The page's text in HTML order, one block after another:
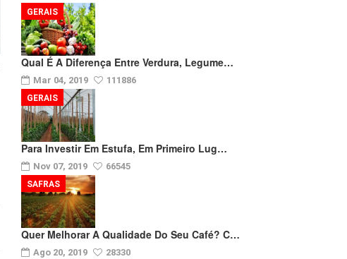
Qual É A Diferença Entre Verdura, Legume…
Mar 04, 2019 111886
GERAIS
Para Investir Em Estufa, Em Primeiro Lug…
Nov 07, 2019 66545
GERAIS
Quer Melhorar A Qualidade Do Seu Café? C…
Ago 20, 2019 28330
SAFRAS